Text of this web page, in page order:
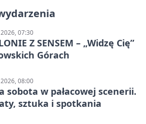
07:30
Z SENSEM – „Widzę Cię”
Górach
08:00
sobota w pałacowej scenerii.
sztuka i spotkania